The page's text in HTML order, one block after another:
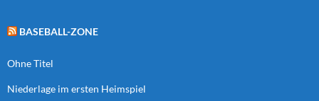
BASEBALL-ZONE
Ohne Titel
Niederlage im ersten Heimspiel